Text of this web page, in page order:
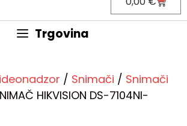
Trgovina
/ Snimači / Snimači
HIKVISION DS-7104NI-